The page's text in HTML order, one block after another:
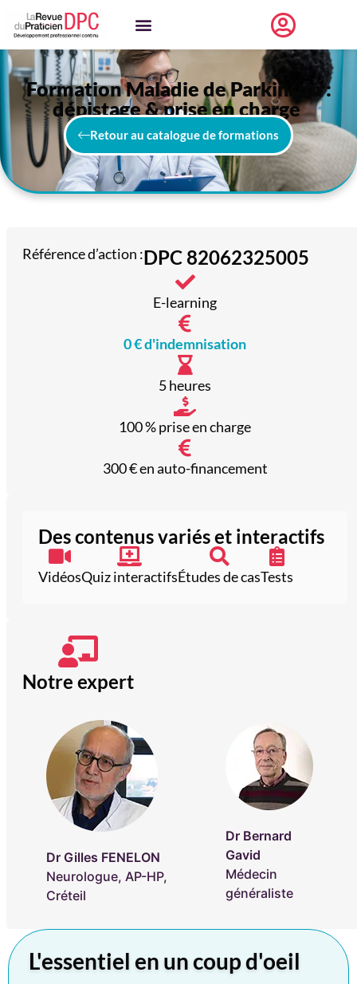
Formation Maladie de Parkinson :
dépistage & prise en charge
Retour au catalogue de formations
Référence d’action :DPC 82062325005
E-learning
0 € d'indemnisation
5 heures
100 % prise en charge
300 € en auto-financement
Des contenus variés et interactifs
VidéosQuiz interactifsÉtudes de casTests
Notre expert
Dr Gilles FENELON
Neurologue, AP-HP,
Créteil
Dr Bernard
Gavid
Médecin
généraliste
L'essentiel en un coup d'oeil